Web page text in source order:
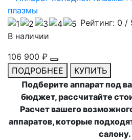
плазмы
Рейтинг: 0 /
В наличии
106 900 ₽
ПОДРОБНЕЕ
КУПИТЬ
Подберите аппарат под
бюджет, рассчитайте
Расчет вашего
аппаратов, которые
салону.